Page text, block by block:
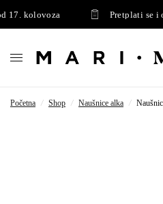
kolovoza Pretplati se i
Početna / Shop / Naušnice alka /